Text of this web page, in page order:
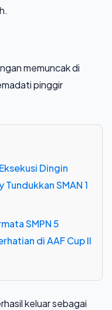
memuncak di
pinggir
Dingin
SMAN 1
SMPN 5
di AAF Cup II
keluar sebagai